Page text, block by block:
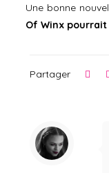
Une bonne
Of Winx
Partager